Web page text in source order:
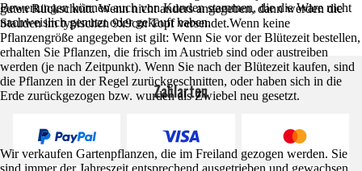
guten Rückschnitt. Wenn nicht anders angegeben, dann werden die
Stauden im typischen 9x9cm Topf versendet.Wenn keine
Pflanzengröße angegeben ist gilt: Wenn Sie vor der Blütezeit bestellen,
erhalten Sie Pflanzen, die frisch im Austrieb sind oder austreiben
werden (je nach Zeitpunkt). Wenn Sie nach der Blütezeit kaufen, sind
die Pflanzen in der Regel zurückgeschnitten, oder haben sich in die
Erde zurückgezogen bzw. wurden als Zwiebel neu gesetzt.
Wir verkaufen Gartenpflanzen, die im Freiland gezogen werden. Sie
Bewertungen können auch von Kunden stammen, die die Ware nicht
nachweislich genutzt oder gekauft haben.
Zahlarten